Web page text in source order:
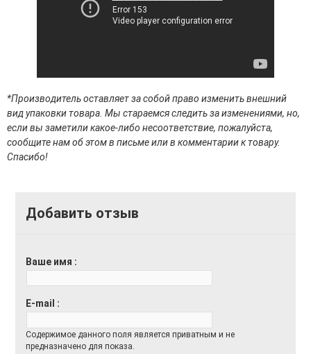
Средства для бритья
Уход для лица
Уход для тела
Уход за мужскими волосами
Бренды
Каталог
Доставка
*Производитель оставляет за собой право изменить внешний
вид упаковки товара. Мы стараемся следить за изменениями, но,
если вы заметили какое-либо несоответствие, пожалуйста,
сообщите нам об этом в письме или в комментарии к товару.
Спасибо!
Добавить отзыв
Ваше имя
E-mail
Содержимое данного поля является приватным и не
предназначено для показа.